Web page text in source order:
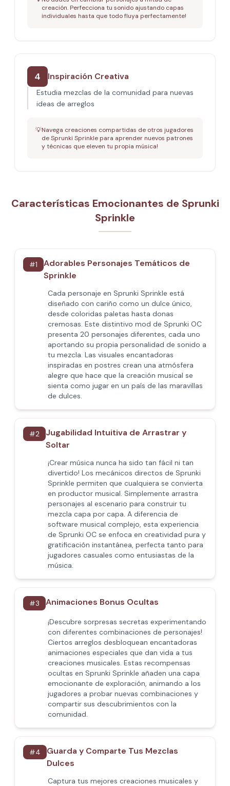
creación. Perfecciona tu sonido ajustando capas
individuales hasta que todo fluya perfectamente!
4 Inspiración Creativa
Estudia mezclas de la comunidad para nuevas
ideas de arreglos
💡Navega creaciones compartidas de otros jugadores
de Sprunki Sprinkle para aprender nuevos patrones
y técnicas que eleven tu propia música!
Características Emocionantes de Sprunki
Sprinkle
#1
Adorables Personajes Temáticos de
Sprinkle
Cada personaje en Sprunki Sprinkle está
diseñado con cariño como un dulce único,
desde coloridas paletas hasta donas
cremosas. Este distintivo mod de Sprunki OC
presenta 20 personajes diferentes, cada uno
aportando su propia personalidad de sonido a
tu mezcla. Las visuales encantadoras
inspiradas en postres crean una atmósfera
alegre que hace que la creación musical se
sienta como jugar en un país de las maravillas
de dulces.
#2
Jugabilidad Intuitiva de Arrastrar y
Soltar
¡Crear música nunca ha sido tan fácil ni tan
divertido! Los mecánicos directos de Sprunki
Sprinkle permiten que cualquiera se convierta
en productor musical. Simplemente arrastra
personajes al escenario para construir tu
mezcla capa por capa. A diferencia de
software musical complejo, esta experiencia
de Sprunki OC se enfoca en creatividad pura y
gratificación instantánea, perfecta tanto para
jugadores casuales como entusiastas de la
música.
#3 Animaciones Bonus Ocultas
¡Descubre sorpresas secretas experimentando
con diferentes combinaciones de personajes!
Ciertos arreglos desbloquean encantadoras
animaciones especiales que dan vida a tus
creaciones musicales. Estas recompensas
ocultas en Sprunki Sprinkle añaden una capa
emocionante de exploración, animando a los
jugadores a probar nuevas combinaciones y
compartir sus descubrimientos con la
comunidad.
#4
Guarda y Comparte Tus Mezclas
Dulces
Captura tus mejores creaciones musicales y